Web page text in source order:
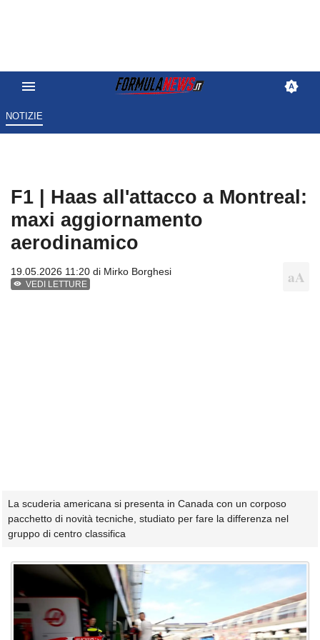
NOTIZIE
F1 | Haas all'attacco a Montreal:
maxi aggiornamento
aerodinamico
19.05.2026 11:20 di Mirko Borghesi
VEDI LETTURE
La scuderia americana si presenta in Canada con un corposo
pacchetto di novità tecniche, studiato per fare la differenza nel
gruppo di centro classifica